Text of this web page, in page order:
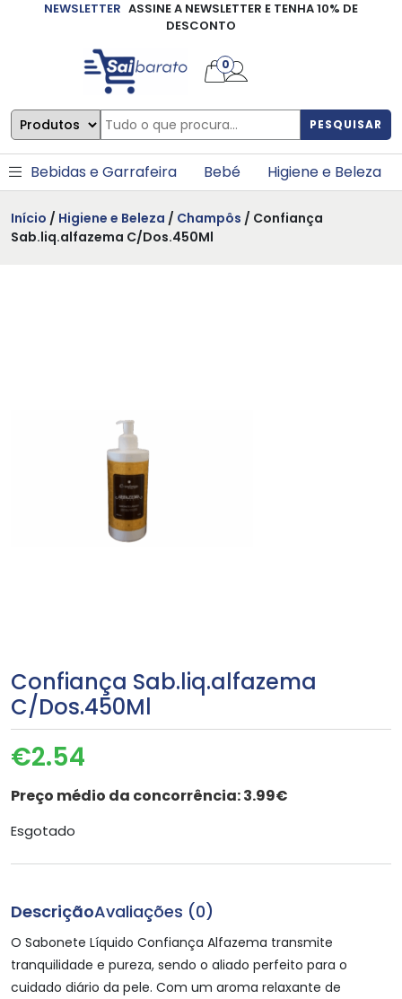
NEWSLETTER ASSINE A NEWSLETTER E TENHA 10% DE
DESCONTO
PESQUISAR
0
Bebidas e Garrafeira Bebé Higiene e Beleza
Início / Higiene e Beleza / Champôs / Confiança
Sab.liq.alfazema C/Dos.450Ml
Confiança Sab.liq.alfazema
C/Dos.450Ml
€2.54
Preço médio da concorrência:3.99€
Esgotado
DescriçãoAvaliações (0)
O Sabonete Líquido Confiança Alfazema transmite
tranquilidade e pureza, sendo o aliado perfeito para o
cuidado diário da pele. Com um aroma relaxante de